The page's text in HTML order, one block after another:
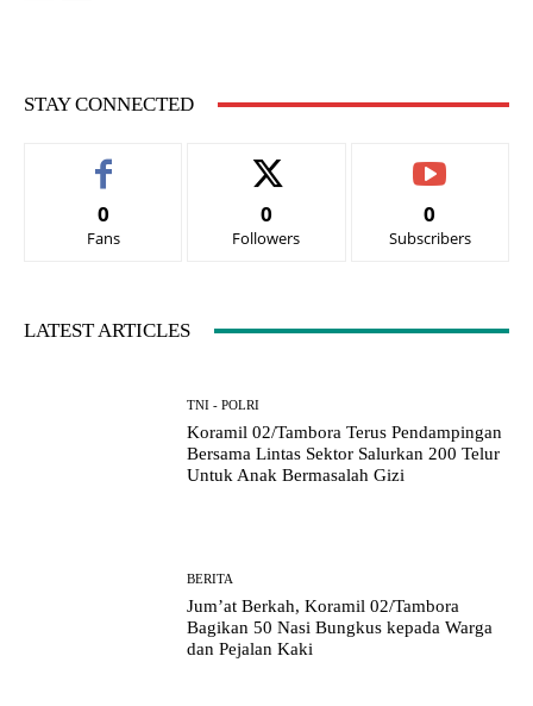
STAY CONNECTED
0
Fans
0
Followers
0
Subscribers
LATEST ARTICLES
TNI - POLRI
Koramil 02/Tambora Terus Pendampingan
Bersama Lintas Sektor Salurkan 200 Telur
Untuk Anak Bermasalah Gizi
BERITA
Jum’at Berkah, Koramil 02/Tambora
Bagikan 50 Nasi Bungkus kepada Warga
dan Pejalan Kaki